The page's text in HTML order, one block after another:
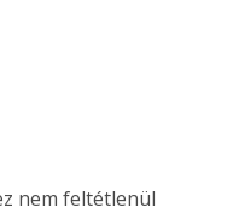
nem feltétlenül